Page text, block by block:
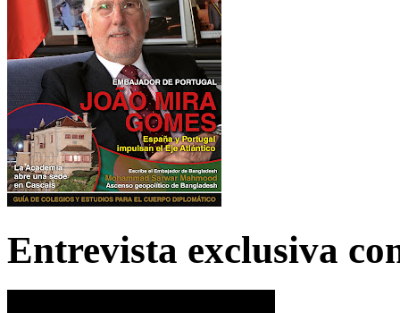
Entrevista exclusiva